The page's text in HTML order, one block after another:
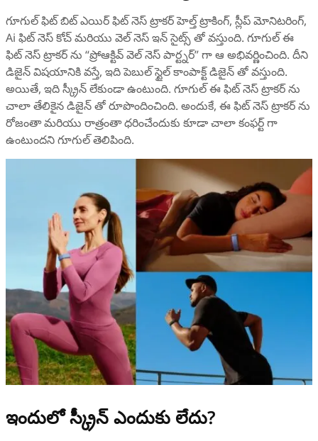
గూగుల్ ఫిట్ బిట్ ఎయిర్ ఫిట్ నెస్ ట్రాకర్ హెల్త్ ట్రాకింగ్, స్లీప్ మోనిటరింగ్,
Ai ఫిట్ నెస్ కోచ్ మరియు వెల్ నెస్ ఇన్ సైట్స్ తో వస్తుంది. గూగుల్ ఈ
ఫిట్ నెస్ ట్రాకర్ ను “ప్రోఆక్టివ్ వెల్ నెస్ పార్ట్నర్” గా ఆ అభివర్ణించింది. దీని
డిజైన్ విషయానికి వస్తే, ఇది పెబుల్ స్టైల్ కాంపాక్ట్ డిజైన్ తో వస్తుంది.
అయితే, ఇది స్క్రీన్ లేకుండా ఉంటుంది. గూగుల్ ఈ ఫిట్ నెస్ ట్రాకర్ ను
చాలా తేలికైన డిజైన్ తో రూపొందించింది. అందుకే, ఈ ఫిట్ నెస్ ట్రాకర్ ను
రోజంతా మరియు రాత్రంతా ధరించేందుకు కూడా చాలా కంఫర్ట్ గా
ఉంటుందని గూగుల్ తెలిపింది.
ఇందులో స్క్రీన్ ఎందుకు లేదు?